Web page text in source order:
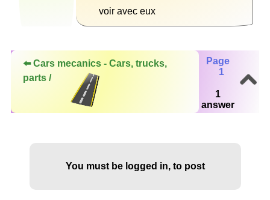
voir avec eux
⬅️ Cars mecanics - Cars, trucks,
parts /
Page
1
1
answer
You must be logged in, to post